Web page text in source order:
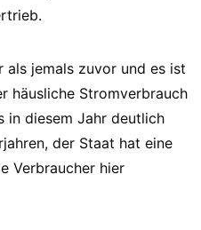
als jemals zuvor und es ist
häusliche Stromverbrauch
in diesem Jahr deutlich
der Staat hat eine
Verbraucher hier